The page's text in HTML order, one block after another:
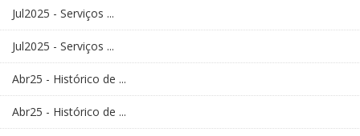
Jul2025 - Serviços ...
Jul2025 - Serviços ...
Abr25 - Histórico de ...
Abr25 - Histórico de ...